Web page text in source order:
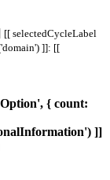
[[ selectedCycleLabel
]]: [[
{ count:
]]